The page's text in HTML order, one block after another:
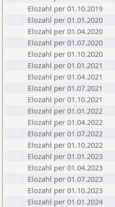
Elozahl per 01.10.2019
Elozahl per 01.01.2020
Elozahl per 01.04.2020
Elozahl per 01.07.2020
Elozahl per 01.10.2020
Elozahl per 01.01.2021
Elozahl per 01.04.2021
Elozahl per 01.07.2021
Elozahl per 01.10.2021
Elozahl per 01.01.2022
Elozahl per 01.04.2022
Elozahl per 01.07.2022
Elozahl per 01.10.2022
Elozahl per 01.01.2023
Elozahl per 01.04.2023
Elozahl per 01.07.2023
Elozahl per 01.10.2023
Elozahl per 01.01.2024